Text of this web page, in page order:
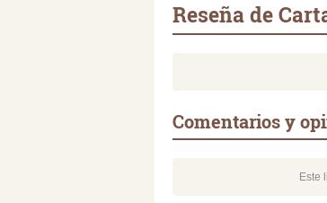
Reseña de
Comentarios y
Este